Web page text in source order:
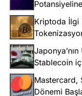
Kriptoda İlgi
Stablecoin
Mastercard,
Dönemi